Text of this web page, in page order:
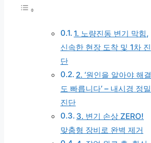
1. 노량진동 변기 막힘,
신속한 현장 도착 및 1차 진
단
2. ‘원인을 알아야 해결
도 빠릅니다’ – 내시경 정밀
진단
3. 변기 손상 ZERO!
맞춤형 장비로 완벽 제거